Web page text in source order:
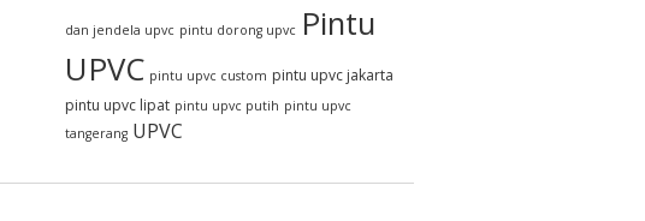
dan jendela upvc pintu dorong upvc Pintu
UPVC pintu upvc custom pintu upvc jakarta
pintu upvc lipat pintu upvc putih pintu upvc
tangerang UPVC